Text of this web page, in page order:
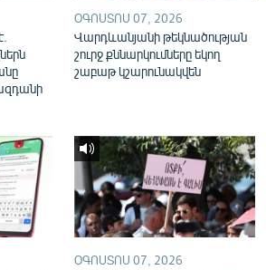
կայքերը
ՕԳՈՍՏՈՍ 07, 2026
Վարդևանյանի թեկնածության
շուրջ քննարկումները եկող
շաբաթ կշարունակվեն
ՕԳՈՍՏՈՍ 07, 2026